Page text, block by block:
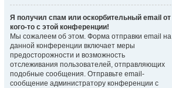
Я получил спам или оскорбительный email от
кого-то с этой конференции!
Мы сожалеем об этом. Форма отправки email на
данной конференции включает меры
предосторожности и возможность
отслеживания пользователей, отправляющих
подобные сообщения. Отправьте email-
сообщение администратору конференции с